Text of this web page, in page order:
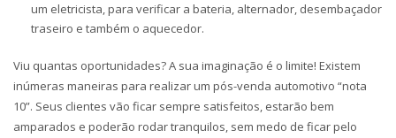
um eletricista, para verificar a bateria, alternador, desembaçador
traseiro e também o aquecedor.
Viu quantas oportunidades? A sua imaginação é o limite! Existem
inúmeras maneiras para realizar um pós-venda automotivo “nota
10”. Seus clientes vão ficar sempre satisfeitos, estarão bem
amparados e poderão rodar tranquilos, sem medo de ficar pelo